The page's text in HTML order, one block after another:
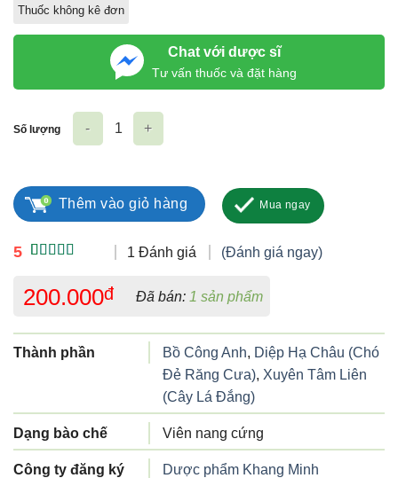
Thuốc không kê đơn
Chat với dược sĩ
Tư vấn thuốc và đặt hàng
5
đánh giá
1 Đánh giá (Đánh giá ngay)
200.000đ Đã bán: 1 sản phẩm
Thành phần Bồ Công Anh, Diệp Hạ Châu (Chó
Đẻ Răng Cưa), Xuyên Tâm Liên
(Cây Lá Đắng)
Dạng bào chế Viên nang cứng
Công ty đăng ký Dược phẩm Khang Minh
Số lượng
Thêm vào giỏ hàng Mua ngay